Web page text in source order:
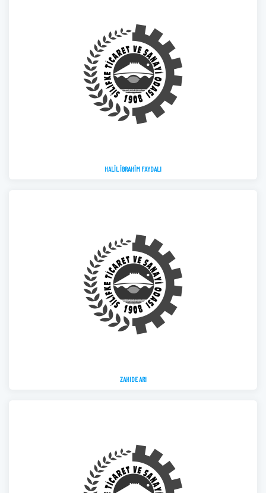
HALİL İBRAHİM FAYDALI
ZAHIDE ARI